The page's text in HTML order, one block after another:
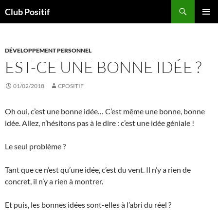
auClub Positif
DÉVELOPPEMENT PERSONNEL
EST-CE UNE BONNE IDÉE ?
01/02/2018 CPOSITIF
Oh oui, c’est une bonne idée… C’est même une bonne, bonne
idée. Allez, n’hésitons pas à le dire : c’est une idée géniale !
Le seul problème ?
Tant que ce n’est qu’une idée, c’est du vent. Il n’y a rien de
concret, il n’y a rien à montrer.
Et puis, les bonnes idées sont-elles à l’abri du réel ?